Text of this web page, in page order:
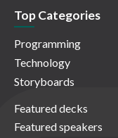
Top Categories
Programming
Technology
Storyboards
Featured decks
Featured speakers